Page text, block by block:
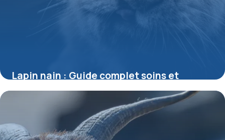
Lapin nain : Guide complet soins et
habitat